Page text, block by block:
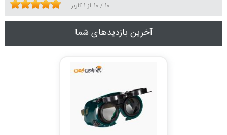
10 / 10 از 1 کاربر
آخرین بازدیدهای شما